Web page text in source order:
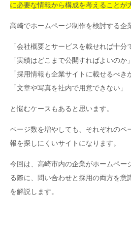
に必要な情報から構成を考えることが
高崎でホームページ制作を検討する企
「会社概要とサービスを載せれば十分
「実績はどこまで公開すればよいのか」
「採用情報も企業サイトに載せるべき
「文章や写真を社内で用意できない」
と悩むケースもあると思います。
ページ数を増やしても、それぞれのペ
報を探しにくいサイトになります。
今回は、高崎市内の企業がホームペー
る際に、問い合わせと採用の両方を意
を解説します。